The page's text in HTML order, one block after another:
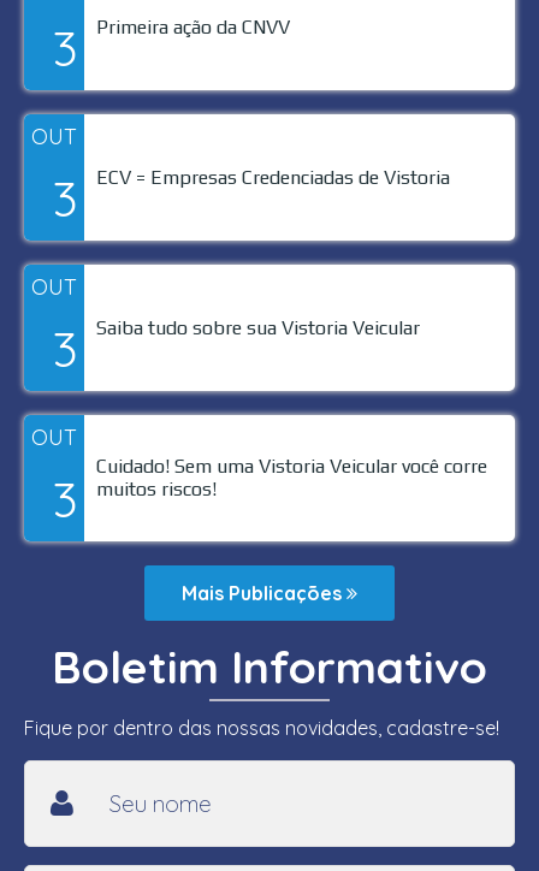
3 Primeira ação da CNVV
OUT
3 ECV = Empresas Credenciadas de Vistoria
OUT
3 Saiba tudo sobre sua Vistoria Veicular
OUT
3
Cuidado! Sem uma Vistoria Veicular você corre
muitos riscos!
Mais Publicações
Boletim Informativo
Fique por dentro das nossas novidades, cadastre-se!